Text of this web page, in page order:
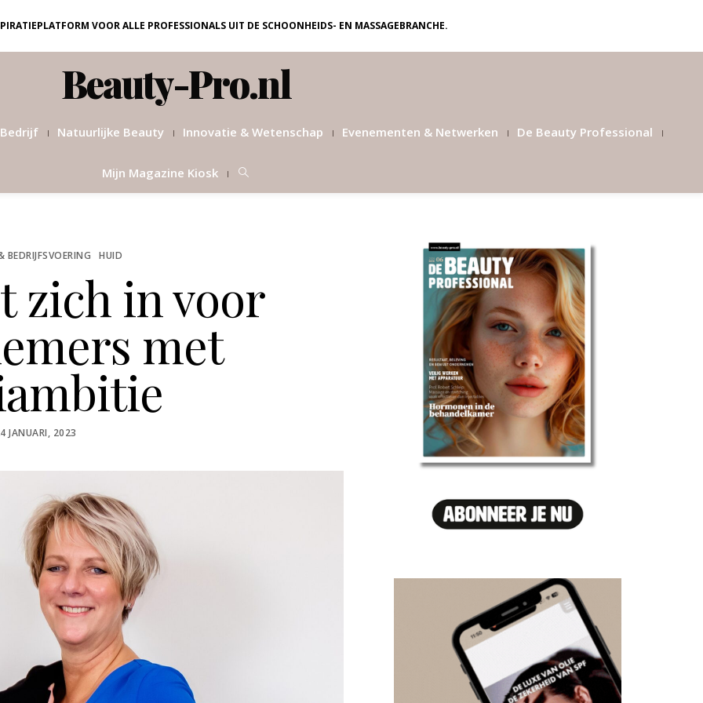
VOOR ALLE PROFESSIONALS UIT DE SCHOONHEIDS- EN MASSAGEBRANCHE.
Beauty-Pro.nl
Natuurlijke Beauty Innovatie & Wetenschap Evenementen & Netwerken De Beauty Professional
Mijn Magazine Kiosk
BEDRIJFSVOERING HUID
zich in voor
met
JANUARI, 2023